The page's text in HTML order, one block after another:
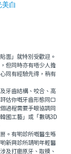
美白
面」就特別受歡迎。
但同時亦有唔少人擔
同有經驗先得，稍有
牙齒結構、咬合、高
估你嘅牙齒形態同口
過程需要手眼協調同
國工藝」或「數碼3D
。有啲診所嘅醫生喺
新興診所請啲年輕醫
及打磨原牙、取模、